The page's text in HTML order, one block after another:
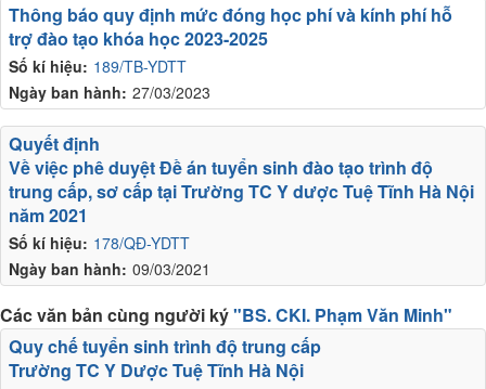
Số kí hiệu: 189/TB-YDTT
Ngày ban hành: 27/03/2023
Thông báo quy định mức đóng học phí và kính phí hỗ
trợ đào tạo khóa học 2023-2025
Số kí hiệu: 178/QĐ-YDTT
Ngày ban hành: 09/03/2021
Quyết định
Về việc phê duyệt Đề án tuyển sinh đào tạo trình độ
trung cấp, sơ cấp tại Trường TC Y dược Tuệ Tĩnh Hà Nội
năm 2021
Các văn bản cùng người ký"BS. CKI. Phạm Văn Minh"
Quy chế tuyển sinh trình độ trung cấp
Trường TC Y Dược Tuệ Tĩnh Hà Nội